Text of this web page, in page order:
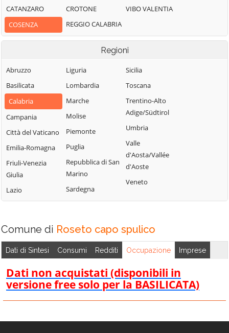
Aprigliano
Belmonte
Calabro
Bianchi
Bisignano
Bocchigliero
Bonifati
Buonvicino
Calopezzati
Cariati
Carolei
Carpanzano
Casali del Manco
Cassano all'Ionio
Piemontese
Lago
Laino Castello
Lappano
Lattarico
Longobardi
Longobucco
Lungro
Luzzi
Mandatoriccio
Mangone
Marano
Marchesato
Marano
Albanese
San Demetrio
Corone
San Donato di
Ninea
San Fili
San Giorgio
Albanese
San Giovanni in
Fiore
San Lorenzo
Bellizzi
San Marco
Argentano
Finita
San Nicola Arcella
CATANZARO
COSENZA
CROTONE
REGGIO CALABRIA
VIBO VALENTIA
Regioni
Abruzzo
Basilicata
Calabria
Campania
Città del Vaticano
Emilia-Romagna
Friuli-Venezia
Giulia
Lazio
Liguria
Lombardia
Marche
Molise
Piemonte
Puglia
Repubblica di San
Marino
Sardegna
Sicilia
Toscana
Trentino-Alto
Adige/Südtirol
Umbria
Valle
d'Aosta/Vallée
d'Aoste
Veneto
Comune di Roseto capo spulico
Dati di Sintesi Consumi Redditi Occupazione Imprese
Dati non acquistati (disponibili in
versione free solo per la BASILICATA)